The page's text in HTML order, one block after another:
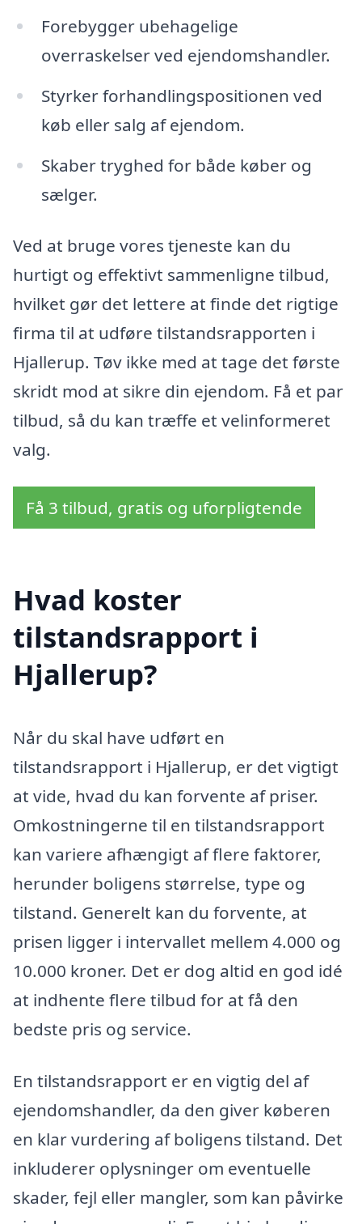
Forebygger ubehagelige
overraskelser ved ejendomshandler.
Styrker forhandlingspositionen ved
køb eller salg af ejendom.
Skaber tryghed for både køber og
sælger.
Ved at bruge vores tjeneste kan du
hurtigt og effektivt sammenligne tilbud,
hvilket gør det lettere at finde det rigtige
firma til at udføre tilstandsrapporten i
Hjallerup. Tøv ikke med at tage det første
skridt mod at sikre din ejendom. Få et par
tilbud, så du kan træffe et velinformeret
valg.
Få 3 tilbud, gratis og uforpligtende
Hvad koster
tilstandsrapport i
Hjallerup?
Når du skal have udført en
tilstandsrapport i Hjallerup, er det vigtigt
at vide, hvad du kan forvente af priser.
Omkostningerne til en tilstandsrapport
kan variere afhængigt af flere faktorer,
herunder boligens størrelse, type og
tilstand. Generelt kan du forvente, at
prisen ligger i intervallet mellem 4.000 og
10.000 kroner. Det er dog altid en god idé
at indhente flere tilbud for at få den
bedste pris og service.
En tilstandsrapport er en vigtig del af
ejendomshandler, da den giver køberen
en klar vurdering af boligens tilstand. Det
inkluderer oplysninger om eventuelle
skader, fejl eller mangler, som kan påvirke